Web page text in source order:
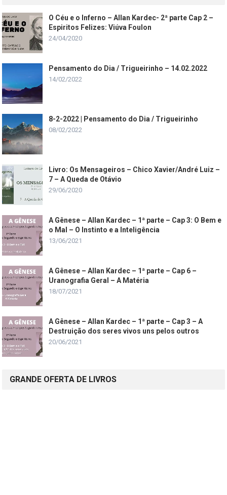
O Céu e o Inferno – Allan Kardec- 2ª parte Cap 2 –
Espiritos Felizes: Viúva Foulon
24/04/2020
Pensamento do Dia / Trigueirinho – 14.02.2022
14/02/2022
8-2-2022 | Pensamento do Dia / Trigueirinho
08/02/2022
Livro: Os Mensageiros – Chico Xavier/André Luiz –
7 – A Queda de Otávio
29/06/2020
A Gênese – Allan Kardec – 1ª parte – Cap 3: O Bem e
o Mal – O Instinto e a Inteligência
13/06/2021
A Gênese – Allan Kardec – 1ª parte – Cap 6 –
Uranografia Geral – A Matéria
18/07/2021
A Gênese – Allan Kardec – 1ª parte – Cap 3 – A
Destruição dos seres vivos uns pelos outros
20/06/2021
GRANDE OFERTA DE LIVROS